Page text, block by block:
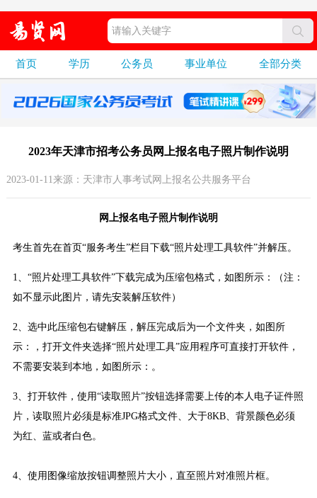
首页 学历 公务员 事业单位 全部分类
2023年天津市招考公务员网上报名电子照片制作说明
2023-01-11来源：天津市人事考试网上报名公共服务平台
网上报名电子照片制作说明
考生首先在首页“服务考生”栏目下载“照片处理工具软件”并解压。
1、“照片处理工具软件”下载完成为压缩包格式，如图所示：
（注：
如不显示此图片，请先安装解压软件）
2、选中此压缩包右键解压，解压完成后为一个文件夹，如图所
示：
，打开文件夹选择“照片处理工具”应用程序可直接打开软件，
不需要安装到本地，如图所示： 。
3、打开软件，使用“读取照片”按钮选择需要上传的本人电子证件照
片，读取照片必须是标准JPG格式文件、大于8KB、背景颜色必须
为红、蓝或者白色。
4、使用图像缩放按钮调整照片大小，直至照片对准照片框。